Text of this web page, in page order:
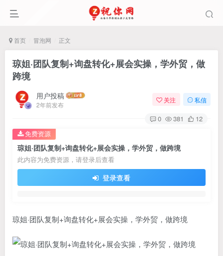
首页 冒泡网 正文
琼姐·团队复制+询盘转化+展会实操，学外贸，做
跨境
用户投稿
2年前发布
关注 私信
0 381 12
琼姐·团队复制+询盘转化+展会实操，学外贸，做跨境
此内容为免费资源，请登录后查看
登录查看
免费资源
琼姐·团队复制+询盘转化+展会实操，学外贸，做跨境